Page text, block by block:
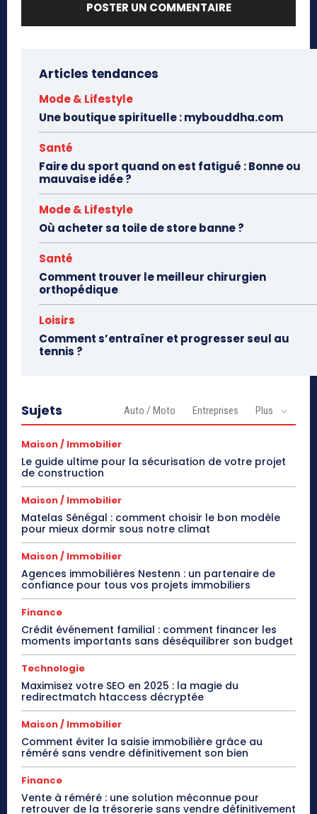
Articles tendances
Mode & Lifestyle
Une boutique spirituelle : mybouddha.com
Santé
Faire du sport quand on est fatigué : Bonne ou
mauvaise idée ?
Mode & Lifestyle
Où acheter sa toile de store banne ?
Santé
Comment trouver le meilleur chirurgien
orthopédique
Loisirs
Comment s’entraîner et progresser seul au
tennis ?
Sujets Auto / Moto Entreprises Plus
Maison / Immobilier
Le guide ultime pour la sécurisation de votre projet
de construction
Maison / Immobilier
Matelas Sénégal : comment choisir le bon modèle
pour mieux dormir sous notre climat
Maison / Immobilier
Agences immobilières Nestenn : un partenaire de
confiance pour tous vos projets immobiliers
Finance
Crédit événement familial : comment financer les
moments importants sans déséquilibrer son budget
Technologie
Maximisez votre SEO en 2025 : la magie du
redirectmatch htaccess décryptée
Maison / Immobilier
Comment éviter la saisie immobilière grâce au
réméré sans vendre définitivement son bien
Finance
Vente à réméré : une solution méconnue pour
retrouver de la trésorerie sans vendre définitivement